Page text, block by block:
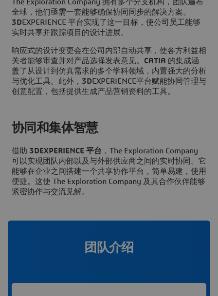
The Exploration Company 拥有多个分支机构，团队遍布
全球，他们亟需一套能够确保协同同步的解决方案。
3DEXPERIENCE 平台实现了这一目标，使公司员工能够
实时共享并跟踪项目的设计进展。
响应式的设计变更会在公司内部自动共享，使各方利益相
关者能够审查并对产品选择发表意见。 CATIA 的集成涵
盖了从设计到仿真需求的多个学科领域，内置强大的分析
与优化工具。此外， 3DEXPERIENCE平台赋能协同管理与
创意配置，包括提供生成产品营销资料的工具。
协同和集体智慧
借助 3DEXPERIENCE 平台 ，The Exploration Company
可以实现团队内部以及与外部供应商之间的实时协同。它
能够在企业之间搭建一个共享协作平台，简单易建，使用
便捷。这使 The Exploration Company 及其合作伙伴能够
紧密协作与交流见解。
团队介绍